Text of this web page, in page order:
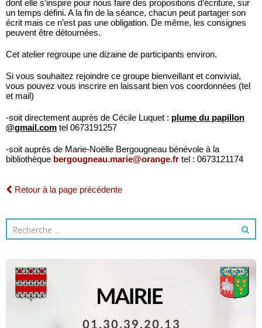
dont elle s’inspire pour nous faire des propositions d’écriture, sur
un temps défini. A la fin de la séance, chacun peut partager son
écrit mais ce n’est pas une obligation. De même, les consignes
peuvent être détournées.
Cet atelier regroupe une dizaine de participants environ.
Si vous souhaitez rejoindre ce groupe bienveillant et convivial,
vous pouvez vous inscrire en laissant bien vos coordonnées (tel
et mail)
-soit directement auprès de Cécile Luquet : plume du papillon
@gmail.com tel 0673191257
-soit auprès de Marie-Noëlle Bergougneau bénévole à la
bibliothèque bergougneau.marie@orange.fr tel : 0673121174
Retour à la page précédente